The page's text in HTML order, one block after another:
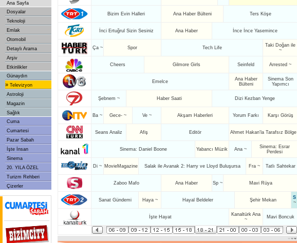
Ana Sayfa
Dosyalar
Teknoloji
Emlak
Otomobil
Detaylı Arama
Arşiv
Etkinlikler
Günaydın
» Televizyon
Astroloji
Magazin
Sağlık
Cuma
Cumartesi
Pazar Sabah
İşte İnsan
Sinema
20. YILA ÖZEL
Turizm Rehberi
Çizerler
Bizim Evin Halleri Ana Haber Bülteni Ters Köşe
İnci Ertuğrul Sizin Sesiniz Ana Haber İnce İnce Yasemince
Ça ~ Spor Tech Life
Taki Doğan ile
~
Cheers Gilmore Girls Seinfeld Arrested ~
Emelce
Ana Haber
Bülteni
Sinema Son
Yapımcı
Şebnem ~ Haber Saati Dizi Kezban Yenge
Ba ~ Gece- ~ Ve ~ Akşam Haberleri Yorum Farkı Karşı Görüş
Seans Analiz Afiş Editör Ahmet Hakan'la Tarafsız Bölge
Sinema: Daniel Boone Yabancı Müzik Ana ~
Sinema: Esrar
Perdesi
Di ~ MovieMagazine Salak ile Avanak 2: Harry ve Lloyd Buluşursa Fra ~ Tatlı Sahtekar
Zaboo Mafo Ana Haber Sp ~ Mavi Rüya
Sanat Gündemi Haya ~ Hayal Beldeler Şehir Mekan
S
~
İşte Hayat
Kanaltürk Ana
~
Mavi Boncuk